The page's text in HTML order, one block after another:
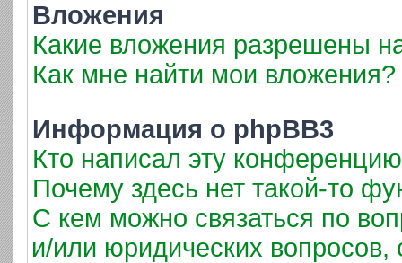
Вложения
Какие вложения разрешены
Как мне найти мои вложения?
Информация о phpBB3
Кто написал эту
Почему здесь нет такой-то
С кем можно связаться по
и/или юридических